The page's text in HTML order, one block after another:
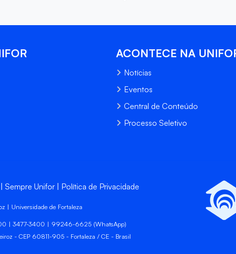
ACONTECE NA
Notícias
Eventos
Central de Conteúdo
Processo Seletivo
Sempre Unifor Política de Privacidade
| Universidade de Fortaleza
| 3477-3400 | 99246-6625 (WhatsApp)
- CEP 60811-905 - Fortaleza / CE - Brasil